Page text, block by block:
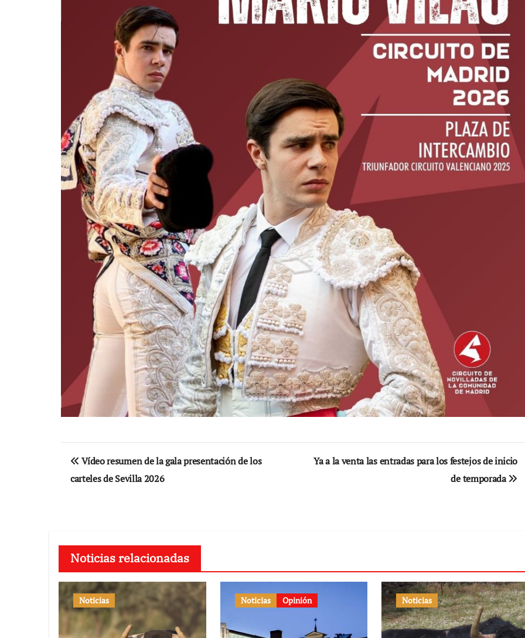
Navegación
de
Vídeo resumen de la gala presentación de los
carteles de Sevilla 2026
Ya a la venta las entradas para los festejos de inicio
de temporada
Noticias relacionadas
Noticias Noticias Opinión Noticias